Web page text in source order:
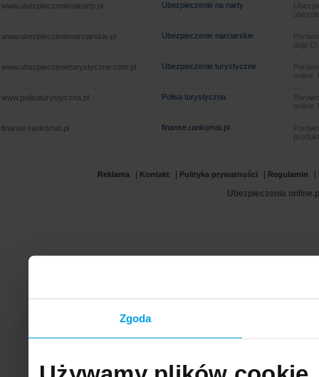
Zgoda
www.ubezpieczenienanarty.pl Ubezpieczenie na narty
www.ubezpieczenienarciarskie.pl Ubezpieczenie narciarskie
daję
www.ubezpieczenieturystyczne.com.pl Ubezpieczenie turystyczne
www.polisaturystyczna.pl Polisa turystyczna
finanse.rankomat.pl finanse.rankomat.pl
Reklama Kontakt Polityka prywatności Regulamin
Ubezpieczenia